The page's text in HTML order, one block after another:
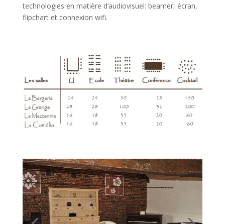
technologies en matière d’audiovisuel: beamer, écran,
flipchart et connexion wifi.